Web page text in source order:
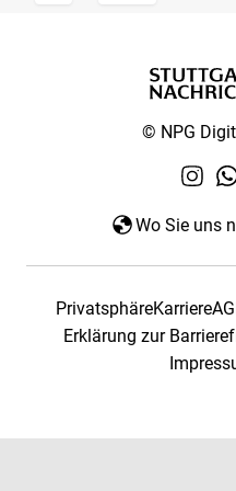
© NPG
Wo Sie uns
PrivatsphäreKarriere
Erklärung zur